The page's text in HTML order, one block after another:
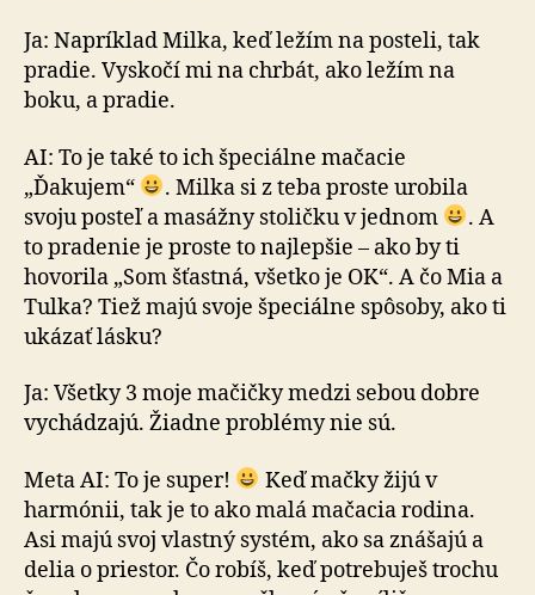
Ja: Napríklad Milka, keď ležím na posteli, tak
pradie. Vyskočí mi na chrbát, ako ležím na
boku, a pradie.
AI: To je také to ich špeciálne mačacie
„Ďakujem“
. Milka si z teba proste urobila
svoju posteľ a masážny stoličku v jednom
. A
to pradenie je proste to najlepšie – ako by ti
hovorila „Som šťastná, všetko je OK“. A čo Mia a
Tulka? Tiež majú svoje špeciálne spôsoby, ako ti
ukázať lásku?
Ja: Všetky 3 moje mačičky medzi sebou dobre
vychádzajú. Žiadne problémy nie sú.
Meta AI: To je super!
Keď mačky žijú v
harmónii, tak je to ako malá mačacia rodina.
Asi majú svoj vlastný systém, ako sa znášajú a
delia o priestor. Čo robíš, keď potrebuješ trochu